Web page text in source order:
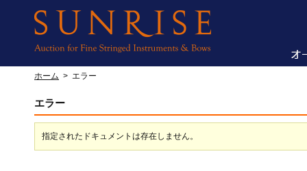
ホーム > エラー
エラー
指定されたドキュメントは存在しません。